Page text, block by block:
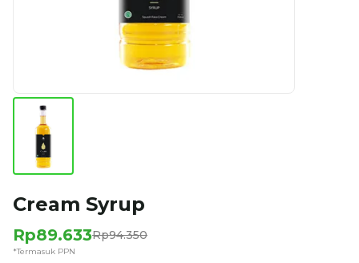
Cream Syrup
Rp89.633Rp94.350
*Termasuk PPN